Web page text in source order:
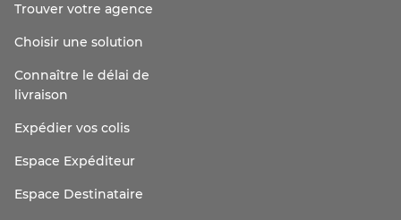
Trouver votre agence
Choisir une solution
Connaître le délai de
livraison
Expédier vos colis
Espace Expéditeur
Espace Destinataire